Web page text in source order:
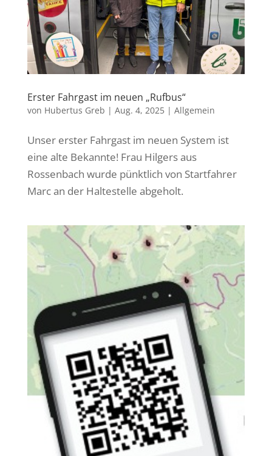
Erster Fahrgast im neuen „Rufbus“
von Hubertus Greb | Aug. 4, 2025| Allgemein
Unser erster Fahrgast im neuen System ist
eine alte Bekannte! Frau Hilgers aus
Rossenbach wurde pünktlich von Startfahrer
Marc an der Haltestelle abgeholt.